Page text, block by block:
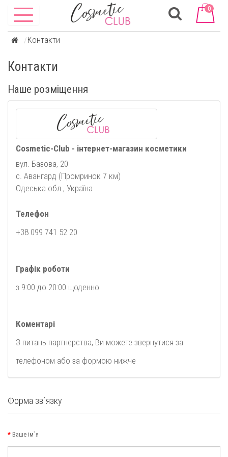
0
Контакти
Контакти
Наше розміщення
Cosmetic-Club - інтернет-магазин косметики
вул. Базова, 20
с. Авангард (Промринок 7 км)
Одеська обл., Україна
Телефон
+38 099 741 52 20
Графік роботи
з 9:00 до 20:00 щоденно
Коментарі
З питань партнерства, Ви можете звернутися за
телефоном або за формою нижче
Форма зв`язку
Ваше ім`я